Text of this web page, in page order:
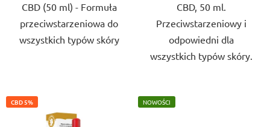
CBD (50 ml) - Formuła
przeciwstarzeniowa do
wszystkich typów skóry
CBD, 50 ml.
Przeciwstarzeniowy i
odpowiedni dla
wszystkich typów skóry.
CBD 5% NOWOŚCI